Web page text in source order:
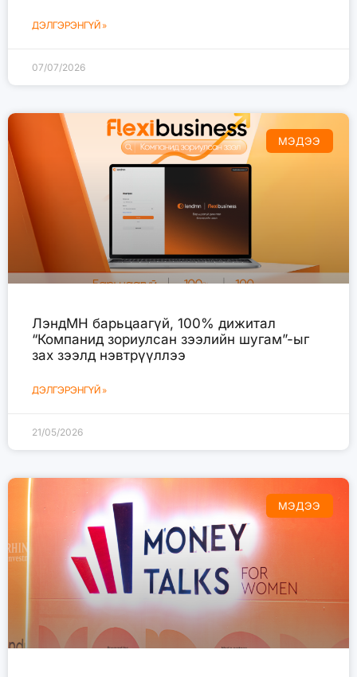
ДЭЛГЭРЭНГҮЙ »
07/07/2026
МЭДЭЭ
ЛэндМН барьцаагүй, 100% дижитал
“Компанид зориулсан зээлийн шугам”-ыг
зах зээлд нэвтрүүллээ
ДЭЛГЭРЭНГҮЙ »
21/05/2026
МЭДЭЭ